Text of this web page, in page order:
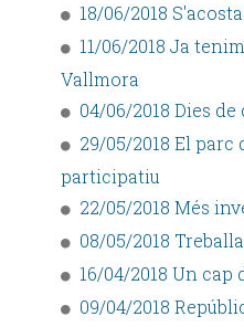
18/06/2018
11/06/2018 Ja
Vallmora
04/06/2018 Dies de
29/05/2018 El
participatiu
22/05/2018 Més
08/05/2018
16/04/2018 Un
09/04/2018